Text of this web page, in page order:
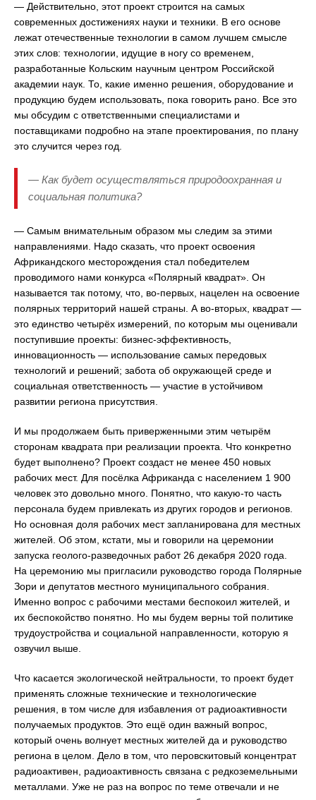
— Действительно, этот проект строится на самых
современных достижениях науки и техники. В его основе
лежат отечественные технологии в самом лучшем смысле
этих слов: технологии, идущие в ногу со временем,
разработанные Кольским научным центром Российской
академии наук. То, какие именно решения, оборудование и
продукцию будем использовать, пока говорить рано. Все это
мы обсудим с ответственными специалистами и
поставщиками подробно на этапе проектирования, по плану
это случится через год.
— Как будет осуществляться природоохранная и
социальная политика?
— Самым внимательным образом мы следим за этими
направлениями. Надо сказать, что проект освоения
Африкандского месторождения стал победителем
проводимого нами конкурса «Полярный квадрат». Он
называется так потому, что, во-первых, нацелен на освоение
полярных территорий нашей страны. А во-вторых, квадрат —
это единство четырёх измерений, по которым мы оценивали
поступившие проекты: бизнес-эффективность,
инновационность — использование самых передовых
технологий и решений; забота об окружающей среде и
социальная ответственность — участие в устойчивом
развитии региона присутствия.
И мы продолжаем быть приверженными этим четырём
сторонам квадрата при реализации проекта. Что конкретно
будет выполнено? Проект создаст не менее 450 новых
рабочих мест. Для посёлка Африканда с населением 1 900
человек это довольно много. Понятно, что какую-то часть
персонала будем привлекать из других городов и регионов.
Но основная доля рабочих мест запланирована для местных
жителей. Об этом, кстати, мы и говорили на церемонии
запуска геолого-разведочных работ 26 декабря 2020 года.
На церемонию мы пригласили руководство города Полярные
Зори и депутатов местного муниципального собрания.
Именно вопрос с рабочими местами беспокоил жителей, и
их беспокойство понятно. Но мы будем верны той политике
трудоустройства и социальной направленности, которую я
озвучил выше.
Что касается экологической нейтральности, то проект будет
применять сложные технические и технологические
решения, в том числе для избавления от радиоактивности
получаемых продуктов. Это ещё один важный вопрос,
который очень волнует местных жителей да и руководство
региона в целом. Дело в том, что перовскитовый концентрат
радиоактивен, радиоактивность связана с редкоземельными
металлами. Уже не раз на вопрос по теме отвечали и не